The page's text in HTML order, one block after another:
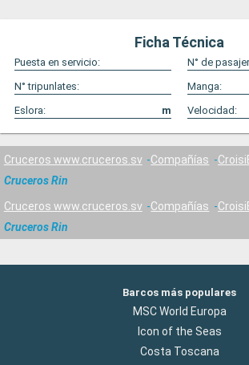
Ficha Técnica
Puesta en servicio:
N° de
N° tripunlates:
Manga:
Eslora:
m Velocidad:
Cruceros www.cruceros.sv Compañías
Cruceros Rin
Cruceros www.cruceros.sv Compañías
Cruceros Rin
Barcos más populares
MSC World Europa
Icon of the Seas
Costa Toscana